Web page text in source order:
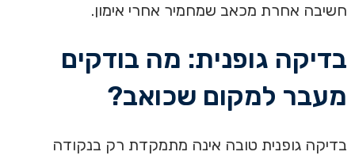
חשיבה אחרת מכאב שמחמיר אחרי אימון.
בדיקה גופנית: מה בודקים
מעבר למקום שכואב?
בדיקה גופנית טובה אינה מתמקדת רק בנקודה